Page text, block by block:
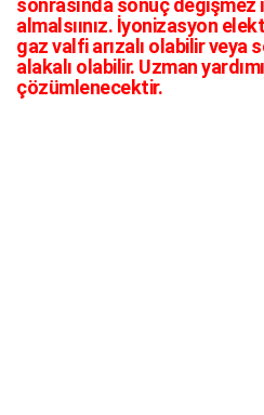
almalsıınız. İyonizasyon
gaz valfi arızalı olabilir
alakalı olabilir. Uzman
çözümlenecektir.